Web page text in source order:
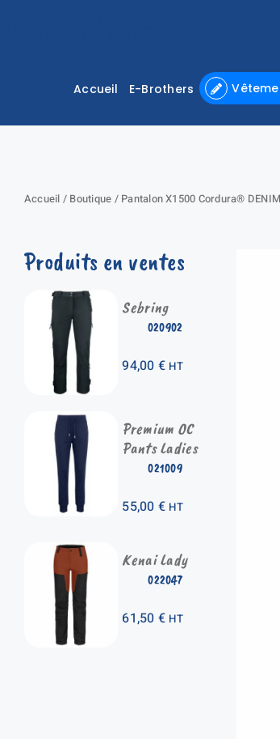
Accueil E-Brothers
Accueil / Boutique / Pantalon X1500 Cordura® DENIM
Produits en ventes
020902
Sebring
94,00 € HT
021009
Premium OC
Pants Ladies
55,00 € HT
022047
Kenai Lady
61,50 € HT